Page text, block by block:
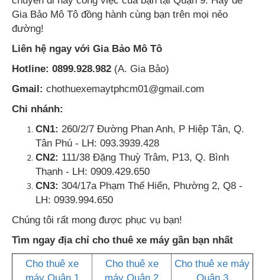
Gia Bảo Mô Tô đồng hành cùng bạn trên mọi nẻo
đường!
Liên hệ ngay với Gia Bảo Mô Tô
Hotline: 0899.928.982 (A. Gia Bảo)
Gmail: chothuexemaytphcm01@gmail.com
Chi nhánh:
CN1: 260/2/7 Đường Phan Anh, P Hiệp Tân, Q.
Tân Phú - LH: 093.3939.428
CN2: 111/38 Đặng Thuỳ Trâm, P13, Q. Bình
Thạnh - LH: 0909.429.650
CN3: 304/17a Phạm Thế Hiển, Phường 2, Q8 -
LH: 0939.994.650
Chúng tôi rất mong được phục vụ bạn!
Tìm ngay địa chỉ cho thuê xe máy gần bạn nhất
Cho thuê xe
Cho thuê xe
Cho thuê xe máy